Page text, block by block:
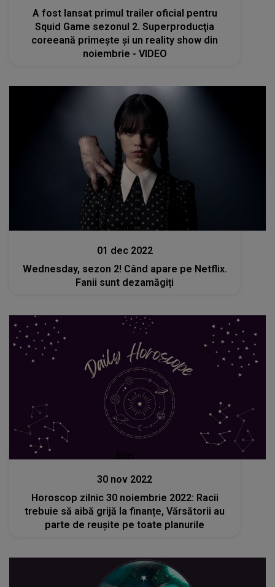
A fost lansat primul trailer oficial pentru
Squid Game sezonul 2. Superproducţia
coreeană primeşte şi un reality show din
noiembrie - VIDEO
Stiri
01 dec 2022
Wednesday, sezon 2! Când apare pe Netflix.
Fanii sunt dezamăgiți
30 nov 2022
Horoscop zilnic 30 noiembrie 2022: Racii
trebuie să aibă grijă la finanțe, Vărsătorii au
parte de reușite pe toate planurile